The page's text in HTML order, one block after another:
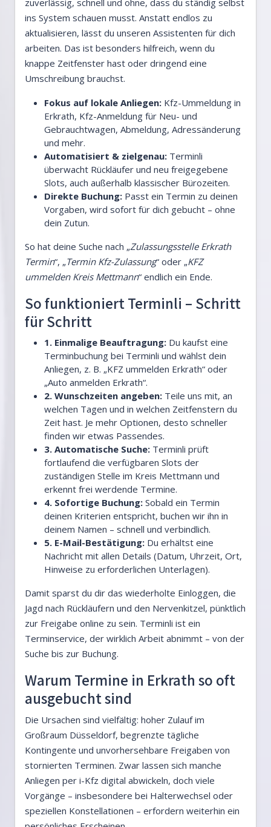
zuverlässig, schnell und ohne, dass du ständig selbst
ins System schauen musst. Anstatt endlos zu
aktualisieren, lässt du unseren Assistenten für dich
arbeiten. Das ist besonders hilfreich, wenn du
knappe Zeitfenster hast oder dringend eine
Umschreibung brauchst.
Fokus auf lokale Anliegen: Kfz-Ummeldung in
Erkrath, Kfz-Anmeldung für Neu- und
Gebrauchtwagen, Abmeldung, Adressänderung
und mehr.
Automatisiert & zielgenau: Terminli
überwacht Rückläufer und neu freigegebene
Slots, auch außerhalb klassischer Bürozeiten.
Direkte Buchung: Passt ein Termin zu deinen
Vorgaben, wird sofort für dich gebucht – ohne
dein Zutun.
So hat deine Suche nach „Zulassungsstelle Erkrath
Termin“, „Termin Kfz-Zulassung“ oder „KFZ
ummelden Kreis Mettmann“ endlich ein Ende.
So funktioniert Terminli – Schritt
für Schritt
1. Einmalige Beauftragung: Du kaufst eine
Terminbuchung bei Terminli und wählst dein
Anliegen, z. B. „KFZ ummelden Erkrath“ oder
„Auto anmelden Erkrath“.
2. Wunschzeiten angeben: Teile uns mit, an
welchen Tagen und in welchen Zeitfenstern du
Zeit hast. Je mehr Optionen, desto schneller
finden wir etwas Passendes.
3. Automatische Suche: Terminli prüft
fortlaufend die verfügbaren Slots der
zuständigen Stelle im Kreis Mettmann und
erkennt frei werdende Termine.
4. Sofortige Buchung: Sobald ein Termin
deinen Kriterien entspricht, buchen wir ihn in
deinem Namen – schnell und verbindlich.
5. E-Mail-Bestätigung: Du erhältst eine
Nachricht mit allen Details (Datum, Uhrzeit, Ort,
Hinweise zu erforderlichen Unterlagen).
Damit sparst du dir das wiederholte Einloggen, die
Jagd nach Rückläufern und den Nervenkitzel, pünktlich
zur Freigabe online zu sein. Terminli ist ein
Terminservice, der wirklich Arbeit abnimmt – von der
Suche bis zur Buchung.
Warum Termine in Erkrath so oft
ausgebucht sind
Die Ursachen sind vielfältig: hoher Zulauf im
Großraum Düsseldorf, begrenzte tägliche
Kontingente und unvorhersehbare Freigaben von
stornierten Terminen. Zwar lassen sich manche
Anliegen per i-Kfz digital abwickeln, doch viele
Vorgänge – insbesondere bei Halterwechsel oder
speziellen Konstellationen – erfordern weiterhin ein